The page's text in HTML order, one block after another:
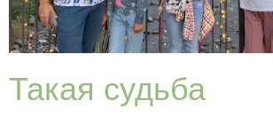
Такая судьба